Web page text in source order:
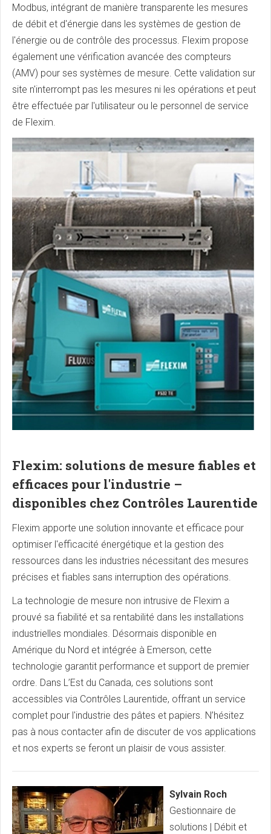
Modbus, intégrant de manière transparente les mesures
de débit et d'énergie dans les systèmes de gestion de
l'énergie ou de contrôle des processus. Flexim propose
également une vérification avancée des compteurs
(AMV) pour ses systèmes de mesure. Cette validation sur
site n'interrompt pas les mesures ni les opérations et peut
être effectuée par l'utilisateur ou le personnel de service
de Flexim.
Flexim: solutions de mesure fiables et
efficaces pour l'industrie –
disponibles chez Contrôles Laurentide
Flexim apporte une solution innovante et efficace pour
optimiser l'efficacité énergétique et la gestion des
ressources dans les industries nécessitant des mesures
précises et fiables sans interruption des opérations.
La technologie de mesure non intrusive de Flexim a
prouvé sa fiabilité et sa rentabilité dans les installations
industrielles mondiales. Désormais disponible en
Amérique du Nord et intégrée à Emerson, cette
technologie garantit performance et support de premier
ordre. Dans L’Est du Canada, ces solutions sont
accessibles via Contrôles Laurentide, offrant un service
complet pour l'industrie des pâtes et papiers. N’hésitez
pas à nous contacter afin de discuter de vos applications
et nos experts se feront un plaisir de vous assister.
Sylvain Roch
Gestionnaire de
solutions | Débit et